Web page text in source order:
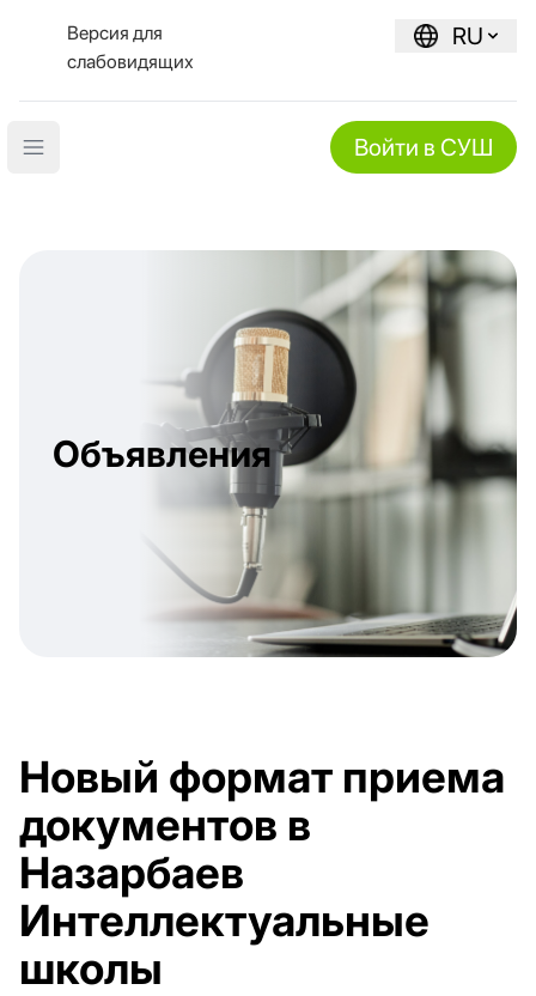
Версия для
слабовидящих
RU
Open main menu Войти в СУШ
Объявления
Новый формат приема
документов в
Назарбаев
Интеллектуальные
школы